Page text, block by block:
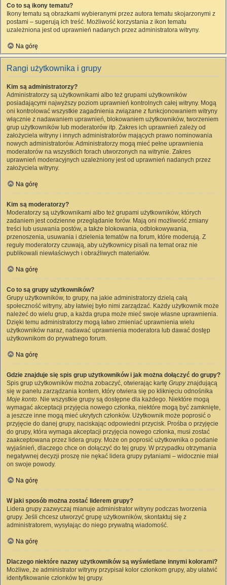
Co to są ikony tematu?
Ikony tematu są obrazkami wybieranymi przez autora tematu skojarzonymi z
postami – sugerują ich treść. Możliwość korzystania z ikon tematu
uzależniona jest od uprawnień nadanych przez administratora witryny.
Na górę
Rangi użytkownika i grupy
Kim są administratorzy?
Administratorzy są użytkownikami albo też grupami użytkowników
posiadającymi najwyższy poziom uprawnień kontrolnych całej witryny. Mogą
oni kontrolować wszystkie zagadnienia związane z funkcjonowaniem witryny
włącznie z nadawaniem uprawnień, blokowaniem użytkowników, tworzeniem
grup użytkowników lub moderatorów itp. Zakres ich uprawnień zależy od
założyciela witryny i innych administratorów mających prawo nominowania
nowych administratorów. Administratorzy mogą mieć pełne uprawnienia
moderatorów na wszystkich forach utworzonych na witrynie. Zakres
uprawnień moderacyjnych uzależniony jest od uprawnień nadanych przez
założyciela witryny.
Na górę
Kim są moderatorzy?
Moderatorzy są użytkownikami albo też grupami użytkowników, których
zadaniem jest codzienne przeglądanie forów. Mają oni możliwość zmiany
treści lub usuwania postów, a także blokowania, odblokowywania,
przenoszenia, usuwania i dzielenia tematów na forum, które moderują. Z
reguły moderatorzy czuwają, aby użytkownicy pisali na temat oraz nie
publikowali niewłaściwych i obraźliwych materiałów.
Na górę
Co to są grupy użytkowników?
Grupy użytkowników, to grupy, na jakie administratorzy dzielą całą
społeczność witryny, aby łatwiej było nimi zarządzać. Każdy użytkownik może
należeć do wielu grup, a każda grupa może mieć swoje własne uprawnienia.
Dzięki temu administratorzy mogą łatwo zmieniać uprawnienia wielu
użytkowników naraz, nadawać uprawnienia moderatora lub dawać dostęp
użytkownikom do prywatnego forum.
Na górę
Gdzie znajduje się spis grup użytkowników i jak można dołączyć do grupy?
Spis grup użytkowników można zobaczyć, otwierając kartę Grupyznajdującą
się w panelu zarządzania kontem, który otwiera się po kliknięciu odnośnika
Moje konto. Nie wszystkie grupy są dostępne dla każdego. Niektóre mogą
wymagać akceptacji przyjęcia nowego członka, niektóre mogą być zamknięte,
a jeszcze inne mogą mieć ukrytych członków. Użytkownik może poprosić o
przyjęcie do danej grupy, naciskając odpowiedni przycisk. Prośba o przyjęcie
do grupy, która wymaga akceptacji przyjęcia nowego członka, musi zostać
zaakceptowana przez lidera grupy. Może on poprosić użytkownika o podanie
wyjaśnień, dlaczego chce on dołączyć do tej grupy. W przypadku otrzymania
negatywnej decyzji proszę nie nękać lidera grupy pytaniami – widocznie miał
on swoje powody.
Na górę
W jaki sposób można zostać liderem grupy?
Lidera grupy zazwyczaj mianuje administrator witryny podczas tworzenia
grupy. Jeśli chcesz utworzyć grupę użytkowników, skontaktuj się z
administratorem, wysyłając do niego prywatną wiadomość.
Na górę
Dlaczego niektóre nazwy użytkowników są wyświetlane innymi kolorami?
Możliwe, że administrator witryny przypisał kolor członkom grupy, aby ułatwić
identyfikowanie członków tej grupy.